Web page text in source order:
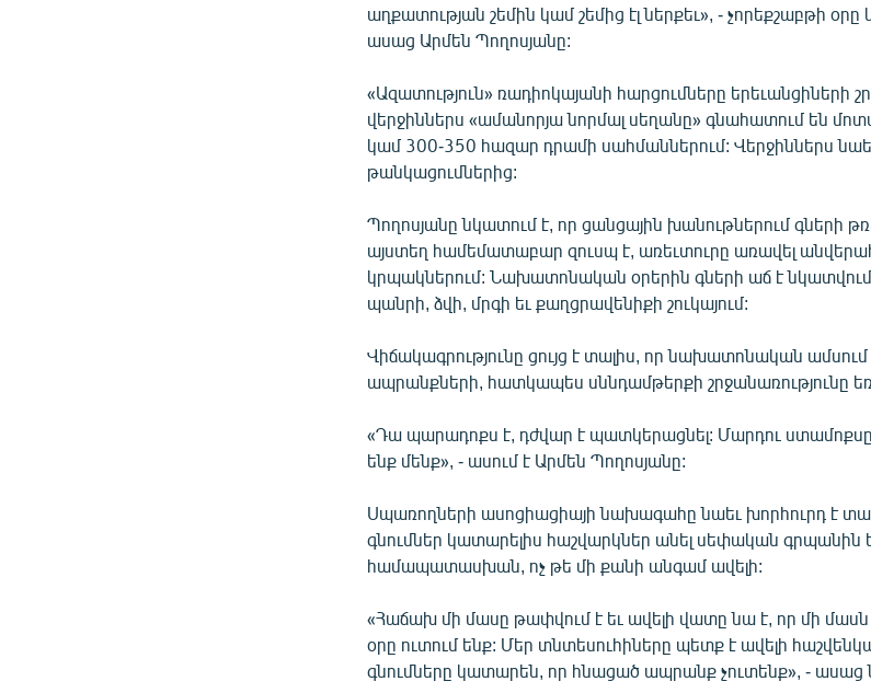
աղքատության շեմին կամ շեմից էլ ներքեւ», - չորեքշաբթի օրը
ասաց Արմեն Պողոսյանը:
«Ազատություն» ռադիոկայանի հարցումները երեւանցիների
վերջիններս «ամանորյա նորմալ սեղանը» գնահատում են
կամ 300-350 հազար դրամի սահմաններում: Վերջիններս
թանկացումներից:
Պողոսյանը նկատում է, որ ցանցային խանութներում գների
այստեղ համեմատաբար զուսպ է, առեւտուրը առավել
կրպակներում: Նախատոնական օրերին գների աճ է
պանրի, ձվի, մրգի եւ քաղցրավենիքի շուկայում:
Վիճակագրությունը ցույց է տալիս, որ նախատոնական
ապրանքների, հատկապես սննդամթերքի շրջանառությունը
«Դա պարադոքս է, դժվար է պատկերացնել: Մարդու ստամոքսը
ենք մենք», - ասում է Արմեն Պողոսյանը:
Սպառողների ասոցիացիայի նախագահը նաեւ խորհուրդ է
գնումներ կատարելիս հաշվարկներ անել սեփական գրպանին
համապատասխան, ոչ թե մի քանի անգամ ավելի:
«Հաճախ մի մասը թափվում է եւ ավելի վատը նա է, որ մի մասն
օրը ուտում ենք: Մեր տնտեսուհիները պետք է ավելի
գնումները կատարեն, որ հնացած ապրանք չուտենք», - ասաց